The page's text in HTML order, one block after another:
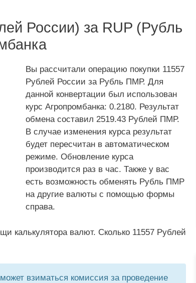
России) за RUP (Рубль
Вы рассчитали операцию покупки 11557
Рублей России за Рубль ПМР. Для
данной конвертации был использован
курс Агропромбанка: 0.2180. Результат
обмена составил 2519.43 Рублей ПМР.
В случае изменения курса результат
будет пересчитан в автоматическом
режиме. Обновление курса
производится раз в час. Также у вас
есть возможность обменять Рубль ПМР
на другие валюты с помощью формы
справа.
калькулятора валют. Сколько 11557 Рублей
взиматься комиссия за проведение